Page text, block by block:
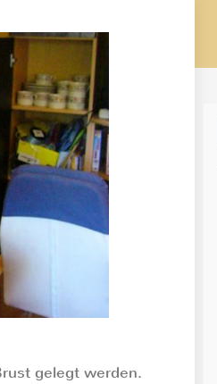
gelegt werden.